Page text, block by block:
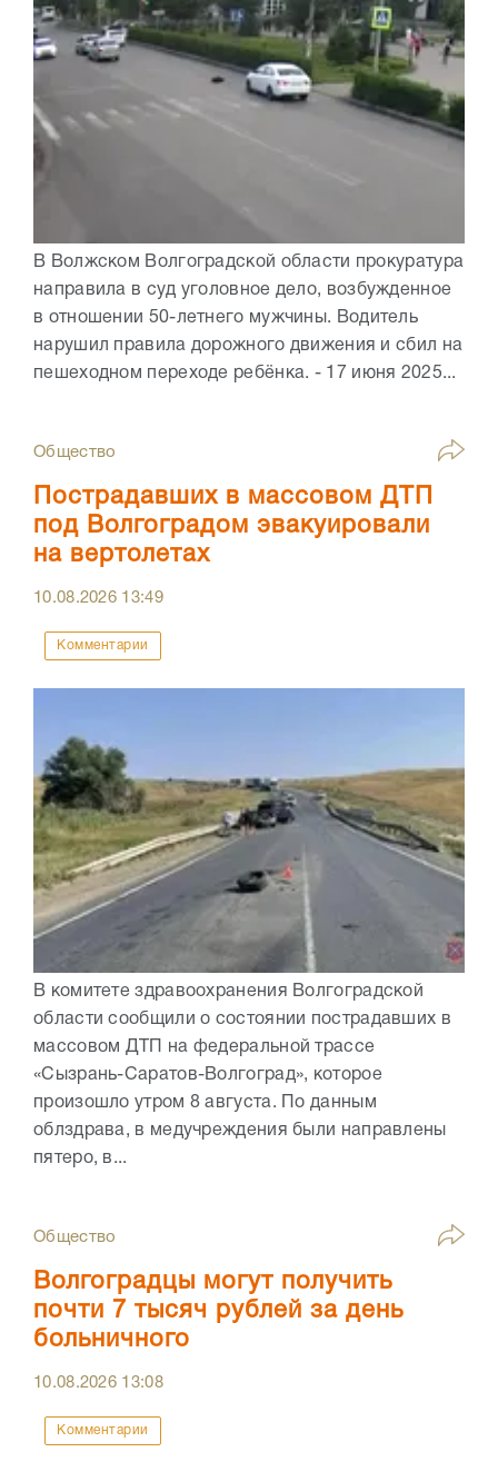
В Волжском Волгоградской области прокуратура
направила в суд уголовное дело, возбужденное
в отношении 50-летнего мужчины. Водитель
нарушил правила дорожного движения и сбил на
пешеходном переходе ребёнка. - 17 июня 2025...
Общество
Пострадавших в массовом ДТП
под Волгоградом эвакуировали
на вертолетах
10.08.2026 13:49
Комментарии
В комитете здравоохранения Волгоградской
области сообщили о состоянии пострадавших в
массовом ДТП на федеральной трассе
«Сызрань-Саратов-Волгоград», которое
произошло утром 8 августа. По данным
облздрава, в медучреждения были направлены
пятеро, в...
Общество
Волгоградцы могут получить
почти 7 тысяч рублей за день
больничного
10.08.2026 13:08
Комментарии